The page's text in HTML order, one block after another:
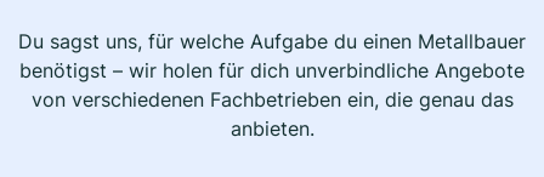
Du sagst uns, für welche Aufgabe du einen Metallbauer
benötigst – wir holen für dich unverbindliche Angebote
von verschiedenen Fachbetrieben ein, die genau das
anbieten.